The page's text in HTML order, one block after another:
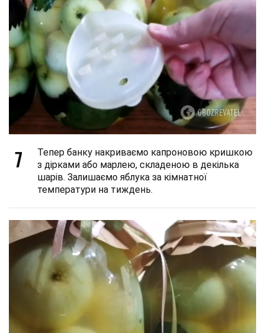
7
Тепер банку накриваємо капроновою кришкою
з дірками або марлею, складеною в декілька
шарів. Залишаємо яблука за кімнатної
температури на тиждень.